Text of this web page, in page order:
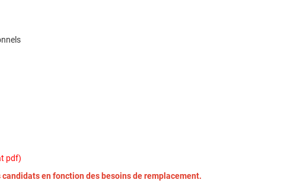
pdf)
en fonction des besoins de remplacement.